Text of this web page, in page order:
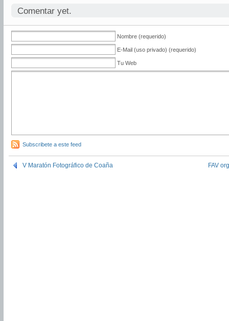
Comentar yet.
Nombre (requerido)
E-Mail (uso privado) (requerido)
Tu Web
Subscribete a este feed
V Maratón Fotográfico de Coaña FAV